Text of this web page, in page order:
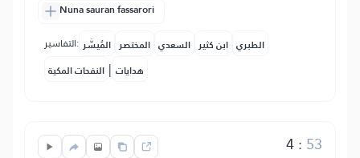
Nuna sauran fassarori
التفاسير: المُيسَّر المختصر السعدي ابن كثير الطبري
النفحات المكية | هدايات
4: 53